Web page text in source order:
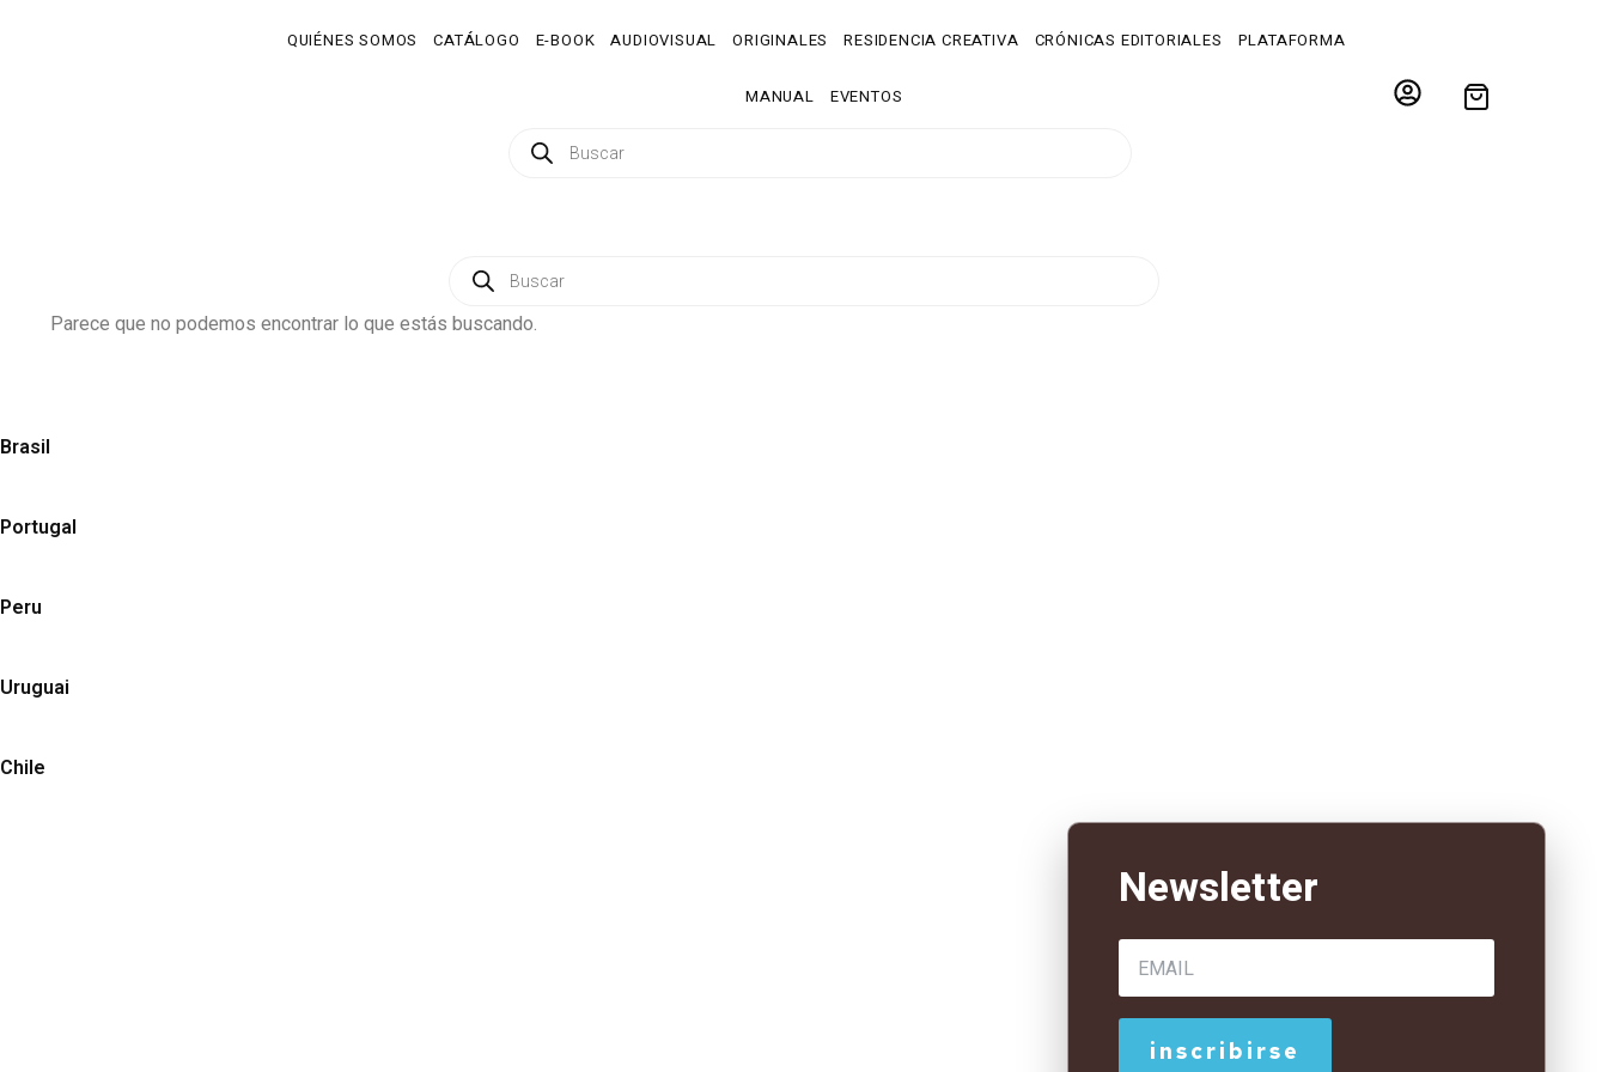
QUIÉNES SOMOS CATÁLOGO E-BOOK AUDIOVISUAL ORIGINALES RESIDENCIA CREATIVA CRÓNICAS EDITORIALES PLATAFORMA
MANUAL EVENTOS
Parece que no podemos encontrar lo que estás buscando.
Brasil
Portugal
Peru
Uruguai
Chile